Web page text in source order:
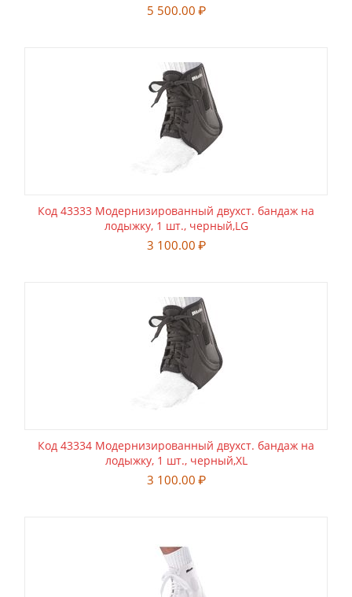
5 500.00 ₽
Код 43333 Модернизированный двухст. бандаж на
лодыжку, 1 шт., черный,LG
3 100.00 ₽
Код 43334 Модернизированный двухст. бандаж на
лодыжку, 1 шт., черный,XL
3 100.00 ₽